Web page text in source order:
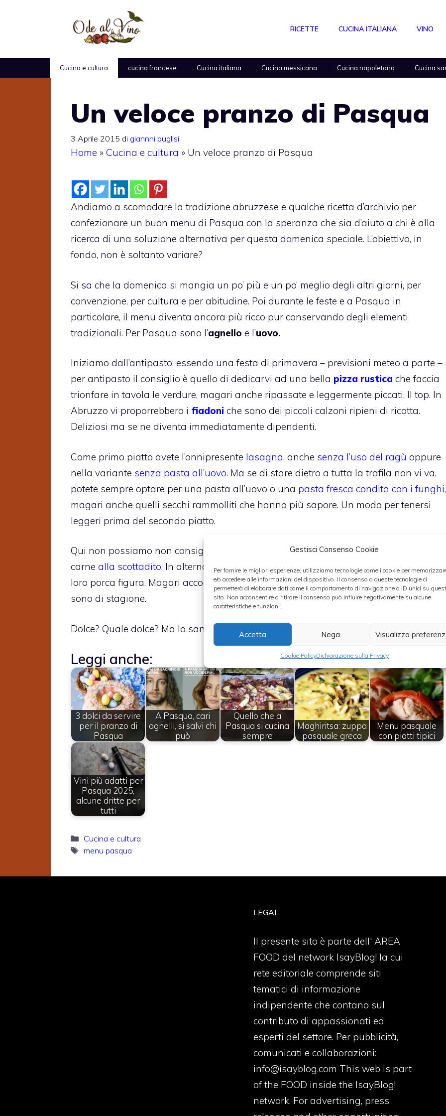
Gestisci Consenso Cookie
Per fornire le migliori esperienze, utilizziamo tecnologie come i cookie per
e/o accedere alle informazioni del dispositivo. Il consenso a queste tecnologie ci
permetterà di elaborare dati come il comportamento di navigazione o ID unici su
sito. Non acconsentire o ritirare il consenso può influire negativamente su alcune
caratteristiche e funzioni.
Accetta Nega Visualizza
Cookie PolicyDichiarazione sulla Privacy
RICETTE CUCINA ITALIANA VINO
Cucina e cultura cucina francese Cucina italiana Cucina messicana Cucina napoletana Cucina
Un veloce pranzo di Pasqua
3 Aprile 2015 di giannni puglisi
Home » Cucina e cultura » Un veloce pranzo di Pasqua
Andiamo a scomodare la tradizione abruzzese e qualche ricetta d’archivio per
confezionare un buon menu di Pasqua con la speranza che sia d’aiuto a chi è alla
ricerca di una soluzione alternativa per questa domenica speciale. L’obiettivo, in
fondo, non è soltanto variare?
Si sa che la domenica si mangia un po’ più e un po’ meglio degli altri giorni, per
convenzione, per cultura e per abitudine. Poi durante le feste e a Pasqua in
particolare, il menu diventa ancora più ricco pur conservando degli elementi
tradizionali. Per Pasqua sono l’agnello e l’uovo.
Iniziamo dall’antipasto: essendo una festa di primavera – previsioni meteo a parte –
per antipasto il consiglio è quello di dedicarvi ad una bella pizza rustica che faccia
trionfare in tavola le verdure, magari anche ripassate e leggermente piccati. Il top. In
Abruzzo vi proporrebbero i fiadoni che sono dei piccoli calzoni ripieni di ricotta.
Deliziosi ma se ne diventa immediatamente dipendenti.
Come primo piatto avete l’onnipresente lasagna, anche senza l’uso del ragù oppure
nella variante senza pasta all’uovo. Ma se di stare dietro a tutta la trafila non vi va,
potete sempre optare per una pasta all’uovo o una pasta fresca condita con i funghi,
magari anche quelli secchi rammolliti che hanno più sapore. Un modo per tenersi
leggeri prima del secondo piatto.
Qui non possiamo non consigliare il
a base di agnello oppure la stessa
carne alla scottadito. In alternativa ci sono sempre arrosti e cotolette che fanno la
loro porca figura. Magari accompagnate tutto con un bel piatto di verdure. Icarciofi
sono di stagione.
Dolce? Quale dolce? Ma lo sanno tutti che avete già pronto il
Leggi anche:
3 dolci da servire
per il pranzo di
Pasqua
A Pasqua, cari
agnelli, si salvi chi
può
Quello che a
Pasqua si cucina
sempre
Maghiritsa: zuppa
pasquale greca
Menu pasquale
con piatti tipici
Vini più adatti per
Pasqua 2025,
alcune dritte per
tutti
Categorie
Cucina e cultura
Tag
menu pasqua
LEGAL
Il presente sito è parte dell' AREA
FOOD del network IsayBlog! la cui
rete editoriale comprende siti
tematici di informazione
indipendente che contano sul
contributo di appassionati ed
esperti del settore. Per pubblicità,
comunicati e collaborazioni:
info@isayblog.com This web is part
of the FOOD inside the IsayBlog!
network. For advertising, press